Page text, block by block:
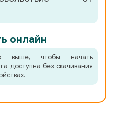
онлайн
выше, чтобы начать
доступна без скачивания